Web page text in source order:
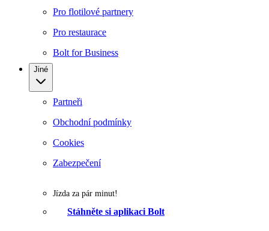
Pro flotilové partnery
Pro restaurace
Bolt for Business
Jiné
Partneři
Obchodní podmínky
Cookies
Zabezpečení
Jízda za pár minut!
Stáhněte si aplikaci Bolt